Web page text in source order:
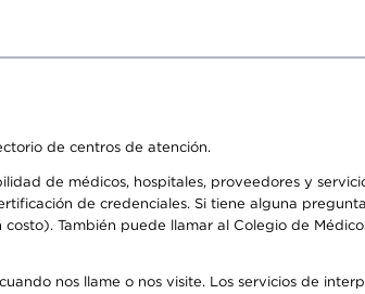
de centros de atención.
de médicos, hospitales, proveedores y
de credenciales. Si tiene alguna
costo). También puede llamar al Colegio de
nos llame o nos visite. Los servicios de